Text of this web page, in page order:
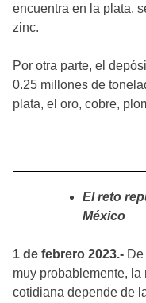
encuentra en la plata,
zinc.
Por otra parte, el
0.25 millones de
plata, el oro, cobre,
El reto
México
1 de febrero 2023.-
muy probablemente,
cotidiana depende de